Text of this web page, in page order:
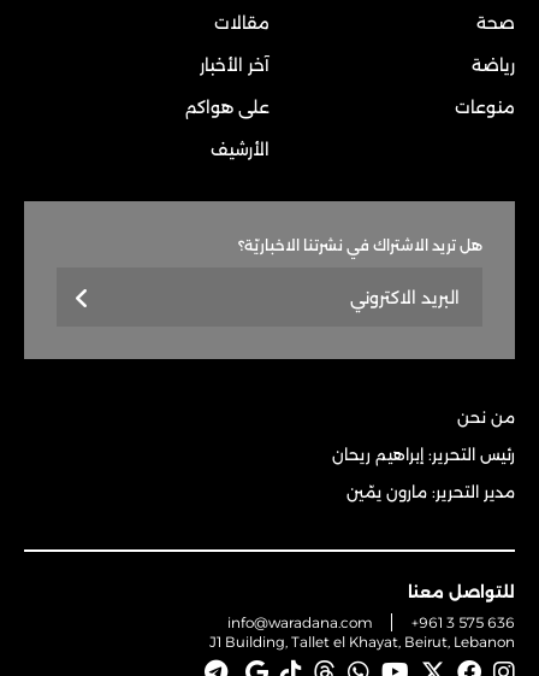
صحة
رياضة
منوعات
مقالات
آخر الأخبار
على هواكم
الأرشيف
هل تريد الاشتراك في نشرتنا الاخباريّة؟
من نحن
رئيس التحرير: إبراهيم ريحان
مدير التحرير: مارون يمّين
للتواصل معنا
info@waradana.com
+961 3 575 636
J1 Building, Tallet el Khayat, Beirut, Lebanon